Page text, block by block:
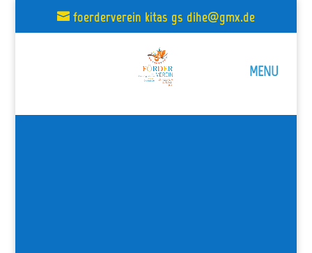
foerderverein_kitas_gs_dihe@gmx.de